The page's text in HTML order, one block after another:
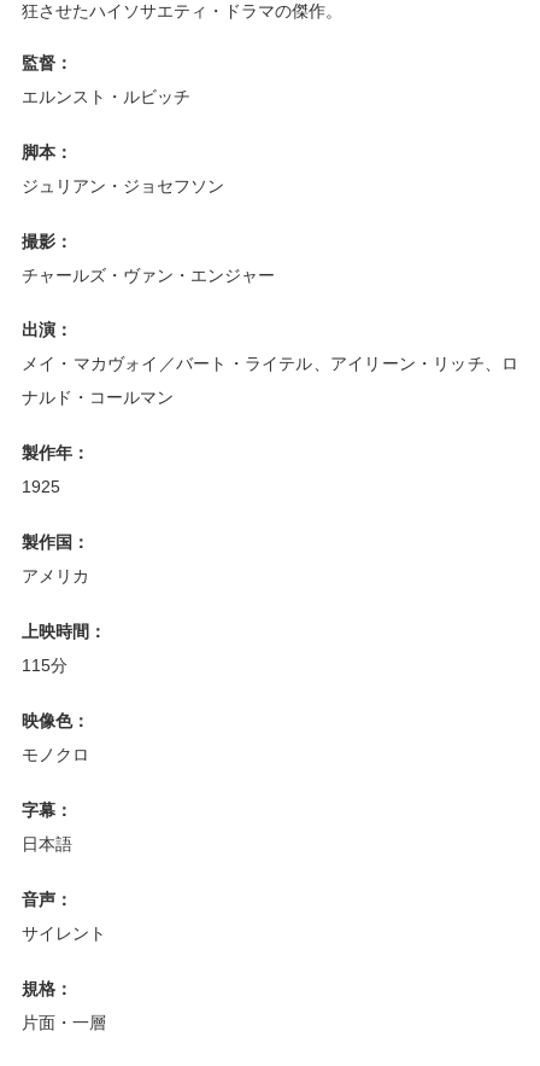
狂させたハイソサエティ・ドラマの傑作。
監督：
エルンスト・ルビッチ
脚本：
ジュリアン・ジョセフソン
撮影：
チャールズ・ヴァン・エンジャー
出演：
メイ・マカヴォイ／バート・ライテル、アイリーン・リッチ、ロ
ナルド・コールマン
製作年：
1925
製作国：
アメリカ
上映時間：
115分
映像色：
モノクロ
字幕：
日本語
音声：
サイレント
規格：
片面・一層